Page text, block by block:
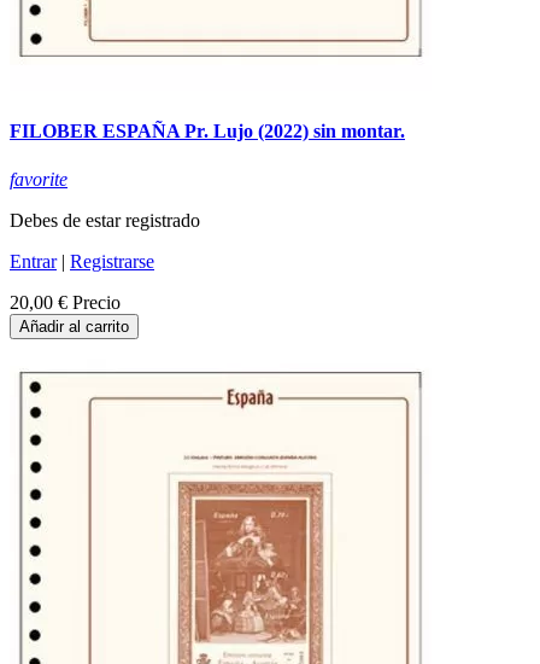
FILOBER ESPAÑA Pr. Lujo (2022) sin montar.
favorite
Debes de estar registrado
Entrar| Registrarse
20,00 € Precio
Añadir al carrito